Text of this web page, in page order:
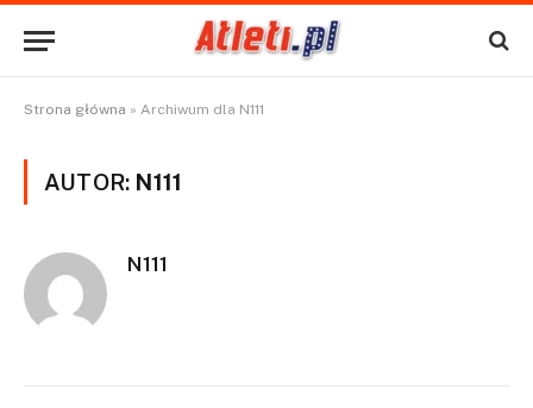
Strona główna » Archiwum dla N111
AUTOR: N111
N111